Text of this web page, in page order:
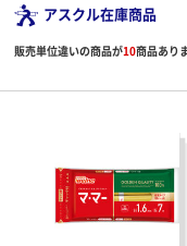
アスクル在庫商品
販売単位違いの商品が10商品あり